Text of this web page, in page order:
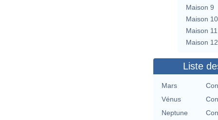
Maison 9
Maison 10
Maison 11
Maison 12
Liste
Mars
Vénus
Neptune